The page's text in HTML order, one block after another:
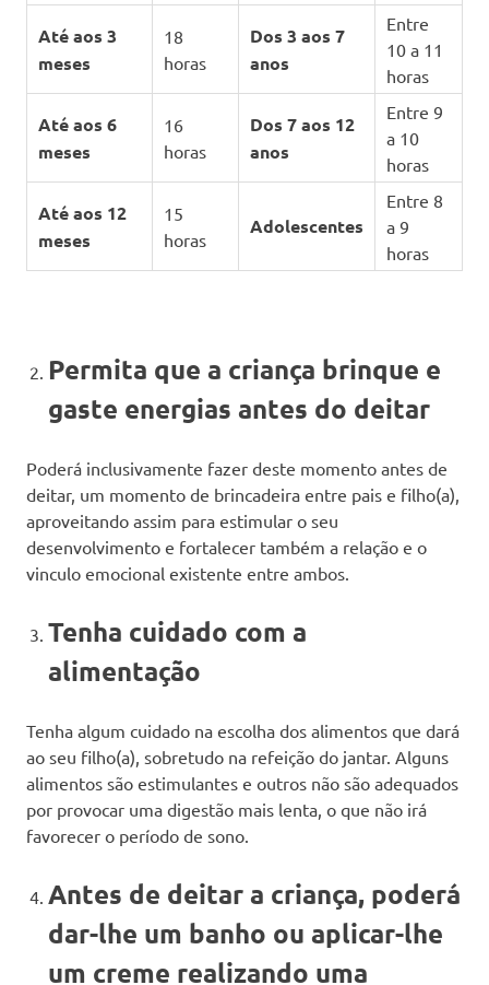
Até aos 3
meses
18
horas
Dos 3 aos 7
anos
Entre
10 a 11
horas
Até aos 6
meses
16
horas
Dos 7 aos 12
anos
Entre 9
a 10
horas
Até aos 12
meses
15
horas
Adolescentes
Entre 8
a 9
horas
Permita que a criança brinque e
gaste energias antes do deitar
Poderá inclusivamente fazer deste momento antes de
deitar, um momento de brincadeira entre pais e filho(a),
aproveitando assim para estimular o seu
desenvolvimento e fortalecer também a relação e o
vinculo emocional existente entre ambos.
Tenha cuidado com a
alimentação
Tenha algum cuidado na escolha dos alimentos que dará
ao seu filho(a), sobretudo na refeição do jantar. Alguns
alimentos são estimulantes e outros não são adequados
por provocar uma digestão mais lenta, o que não irá
favorecer o período de sono.
Antes de deitar a criança, poderá
dar-lhe um banho ou aplicar-lhe
um creme realizando uma